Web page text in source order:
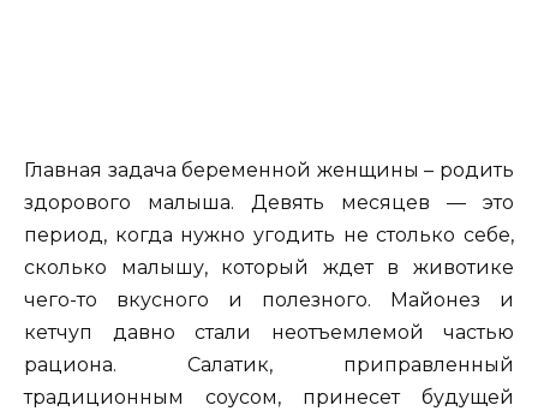
Главная задача беременной женщины – родить
здорового малыша. Девять месяцев — это
период, когда нужно угодить не столько себе,
сколько малышу, который ждет в животике
чего-то вкусного и полезного. Майонез и
кетчуп давно стали неотъемлемой частью
рациона. Салатик, приправленный
традиционным соусом, принесет будущей